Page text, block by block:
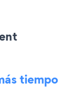
tiempo